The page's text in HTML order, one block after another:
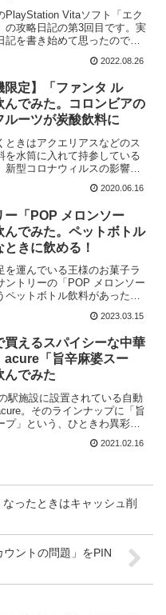
PlayStation Vitaソフト「エク
の攻略日記の第3回目です。実
記を書き始めて思ったのです
2022.08.26
限定】「ファンタ ル
んでみた。コロンビアの
ルーツが炭酸飲料に
ときはアクエリアスなどのス
を水筒に入れて持参している
新型コロナウィルスの影響で
2020.06.16
ー「POP メロンソー
んでみた。ペットボトル
きに飲める！
を運んでいる王様のお菓子ラ
ントリーの「POP メロンソー
ペットボトル飲料があったの
2023.03.15
買えるスパイシーな中華
acure「旨辛麻婆スー
んでみた
駅施設に設置されている自動
。そのラインナップに「旨
プ」という、ひときわ異彩を
2021.02.16
ったときはキャッシュ削
ントの問題」をPIN